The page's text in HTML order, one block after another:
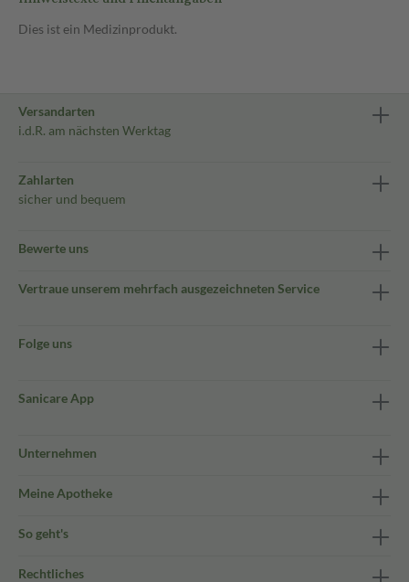
Dies ist ein Medizinprodukt.
Versandarten
i.d.R. am nächsten Werktag
Zahlarten
sicher und bequem
Bewerte uns
Vertraue unserem mehrfach ausgezeichneten Service
Folge uns
Sanicare App
Unternehmen
Meine Apotheke
So geht's
Rechtliches